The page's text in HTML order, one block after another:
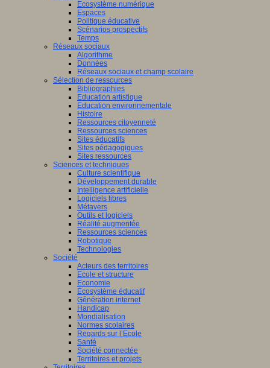
Ecosystème numérique
Espaces
Politique éducative
Scénarios prospectifs
Temps
Réseaux sociaux
Algorithme
Données
Réseaux sociaux et champ scolaire
Sélection de ressources
Bibliographies
Education artistique
Education environnementale
Histoire
Ressources citoyenneté
Ressources sciences
Sites éducatifs
Sites pédagogiques
Sites ressources
Sciences et techniques
Culture scientifique
Développement durable
Intelligence artificielle
Logiciels libres
Métavers
Outils et logiciels
Réalité augmentée
Ressources sciences
Robotique
Technologies
Société
Acteurs des territoires
Ecole et structure
Economie
Ecosystème éducatif
Génération internet
Handicap
Mondialisation
Normes scolaires
Regards sur l’Ecole
Santé
Société connectée
Territoires et projets